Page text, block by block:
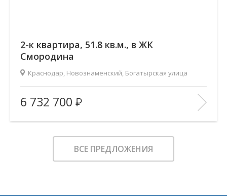
2-к квартира, 51.8 кв.м., в ЖК
Смородина
Краснодар, Новознаменский, Богатырская улица
Площадь (общ/жил/кух), м2:
51.79/28.68/11.66
Количество комнат:
2
Этаж:
7/12
В ИЗБРАННОЕ
6 732 700
ВСЕ ПРЕДЛОЖЕНИЯ